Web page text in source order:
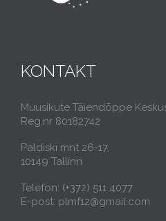
KONTAKT
Muusikute Täiendõppe
Reg.nr 80182742
Paldiski mnt 26-17,
10149 Tallinn
Telefon: (+372) 511 4077
E-post: plmf12@gmail.com